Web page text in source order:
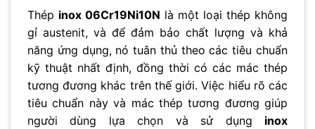
Thép inox 06Cr19Ni10N là một loại thép không
gỉ austenit, và để đảm bảo chất lượng và khả
năng ứng dụng, nó tuân thủ theo các tiêu chuẩn
kỹ thuật nhất định, đồng thời có các mác thép
tương đương khác trên thế giới. Việc hiểu rõ các
tiêu chuẩn này và mác thép tương đương giúp
người dùng lựa chọn và sử dụng inox